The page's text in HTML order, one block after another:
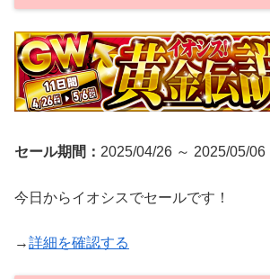
セール期間： 2025/04/26 ～ 2025/05/06
今日からイオシスでセールです！
→詳細を確認する